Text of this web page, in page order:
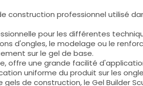
construction professionnel utilisé
pour les différentes
d'ongles, le modelage ou le
sur le gel de base.
offre une grande facilité
uniforme du produit sur les
de construction, le Gel Builder